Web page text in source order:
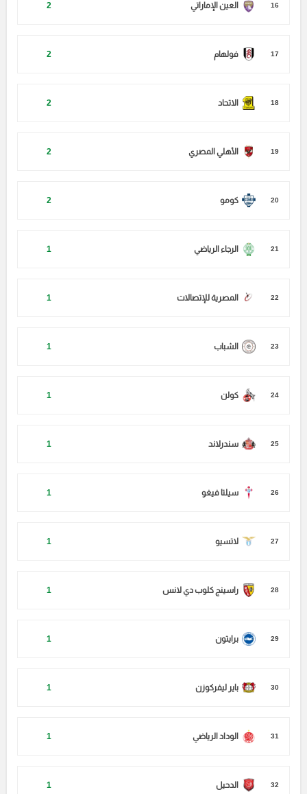
16 العين الإماراتي 2
17 فولهام 2
18 الاتحاد 2
19 الأهلي المصري 2
20 كومو 2
21 الرجاء الرياضي 1
22 المصرية للإتصالات 1
23 الشباب 1
24 كولن 1
25 سندرلاند 1
26 سيلتا فيغو 1
27 لاتسيو 1
28 راسينج كلوب دي لانس 1
29 برايتون 1
30 باير ليفركوزن 1
31 الوداد الرياضي 1
32 الدحيل 1